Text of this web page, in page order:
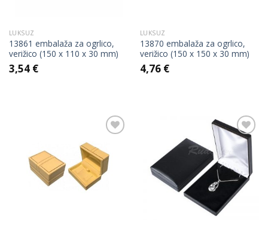
LUKSUZ
13861 embalaža za ogrlico,
verižico (150 x 110 x 30 mm)
3,54 €
LUKSUZ
13870 embalaža za ogrlico,
verižico (150 x 150 x 30 mm)
4,76 €
Add to
Wishlist
Add to
Wishlist